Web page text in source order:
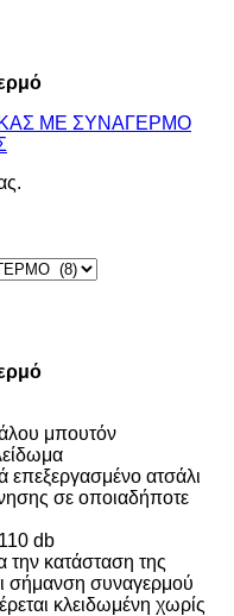
ΜΕ ΣΥΝΑΓΕΡΜΟ
μπουτόν
επεξεργασμένο ατσάλι
σε οποιαδήποτε
db
την κατάσταση της
σήμανση συναγερμού
κλειδωμένη χωρίς